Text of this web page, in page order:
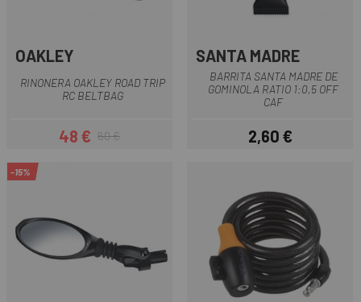
OAKLEY
RINONERA OAKLEY ROAD TRIP
RC BELTBAG
Precio
48 €Precio regular
60 €
SANTA MADRE
BARRITA SANTA MADRE DE
GOMINOLA RATIO 1:0,5 OFF
CAF
Precio
2,60 €
-15%